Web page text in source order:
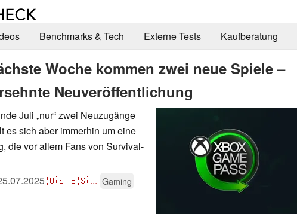
Benchmarks & Tech Externe Tests Kaufberatung
Woche kommen zwei neue Spiele –
Neuveröffentlichung
Juli „nur“ zwei Neuzugänge
es sich aber immerhin um eine
die vor allem Fans von Survival-
🇺🇸🇪🇸 ... Gaming